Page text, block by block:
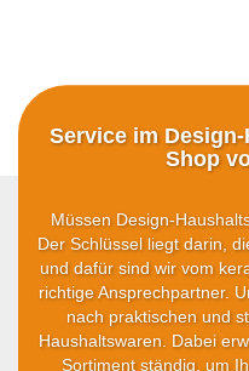
Service im
Shop
Müssen Design-
Der Schlüssel liegt darin,
und dafür sind wir vom
richtige Ansprechpartner.
nach praktischen und
Haushaltswaren. Dabei
Sortiment ständig, um